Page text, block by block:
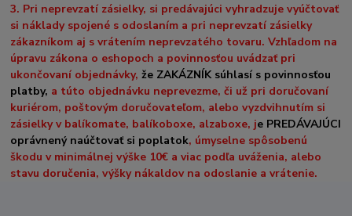
3. Pri neprevzatí zásielky, si predávajúci vyhradzuje vyúčtovať
si náklady spojené s odoslaním a pri neprevzatí zásielky
zákazníkom aj s vrátením neprevzatého tovaru. Vzhľadom na
úpravu zákona o eshopoch a povinnosťou uvádzať pri
ukončovaní objednávky,že ZAKÁZNÍK súhlasí s povinnosťou
platby, a túto objednávku neprevezme, či už pri doručovaní
kuriérom, poštovým doručovateľom, alebo vyzdvihnutím si
zásielky v balíkomate, balíkoboxe, alzaboxe, je PREDÁVAJÚCI
oprávnený naúčtovať si poplatok, úmyselne spôsobenú
škodu v minimálnej výške 10€ a viac podľa uváženia, alebo
stavu doručenia, výšky nákaldov na odoslanie a vrátenie.